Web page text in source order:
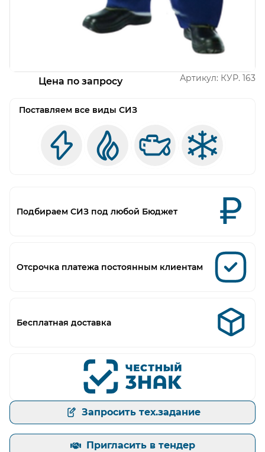
Открыть изображение
Цена по запросу Артикул: КУР. 163
Поставляем все виды СИЗ
Подбираем СИЗ под любой Бюджет
Отсрочка платежа постоянным клиентам
Бесплатная доставка
Запросить тех.задание
Пригласить в тендер